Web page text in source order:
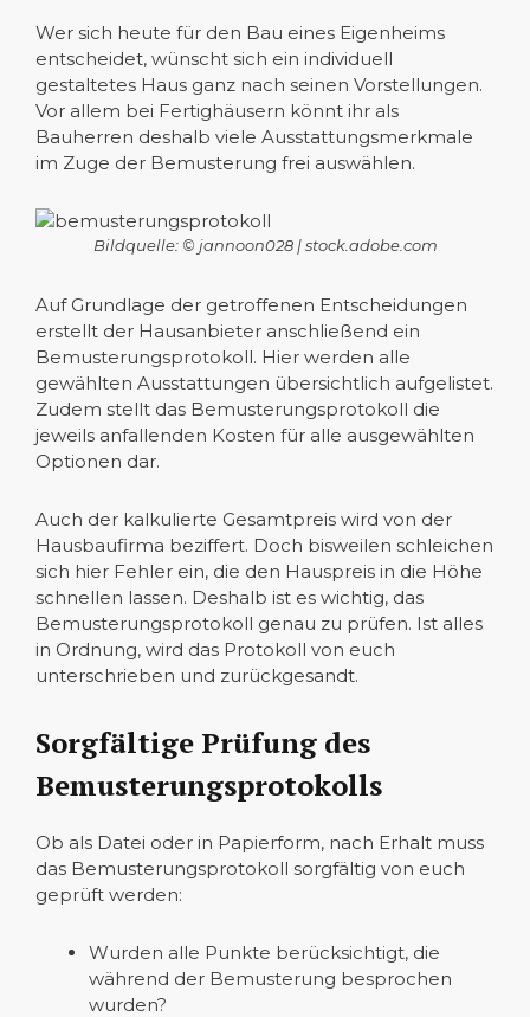
Wer sich heute für den Bau eines Eigenheims
entscheidet, wünscht sich ein individuell
gestaltetes Haus ganz nach seinen Vorstellungen.
Vor allem bei Fertighäusern könnt ihr als
Bauherren deshalb viele Ausstattungsmerkmale
im Zuge der Bemusterung frei auswählen.
Bildquelle: © jannoon028 | stock.adobe.com
Auf Grundlage der getroffenen Entscheidungen
erstellt der Hausanbieter anschließend ein
Bemusterungsprotokoll. Hier werden alle
gewählten Ausstattungen übersichtlich aufgelistet.
Zudem stellt das Bemusterungsprotokoll die
jeweils anfallenden Kosten für alle ausgewählten
Optionen dar.
Auch der kalkulierte Gesamtpreis wird von der
Hausbaufirma beziffert. Doch bisweilen schleichen
sich hier Fehler ein, die den Hauspreis in die Höhe
schnellen lassen. Deshalb ist es wichtig, das
Bemusterungsprotokoll genau zu prüfen. Ist alles
in Ordnung, wird das Protokoll von euch
unterschrieben und zurückgesandt.
Sorgfältige Prüfung des
Bemusterungsprotokolls
Ob als Datei oder in Papierform, nach Erhalt muss
das Bemusterungsprotokoll sorgfältig von euch
geprüft werden:
Wurden alle Punkte berücksichtigt, die
während der Bemusterung besprochen
wurden?